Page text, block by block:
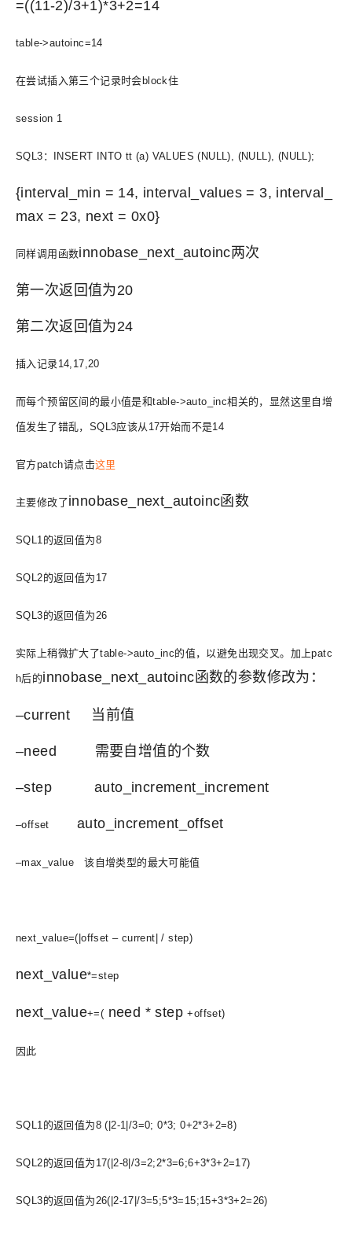
=((11-2)/3+1)*3+2=14
table->autoinc=14
在尝试插入第三个记录时会block住
session 1
SQL3：INSERT INTO tt (a) VALUES (NULL), (NULL), (NULL);
{interval_min = 14, interval_values = 3, interval_
max = 23, next = 0x0}
同样调用函数innobase_next_autoinc两次
第一次返回值为20
第二次返回值为24
插入记录14,17,20
而每个预留区间的最小值是和table->auto_inc相关的，显然这里自增
值发生了错乱，SQL3应该从17开始而不是14
官方patch请点击这里
主要修改了innobase_next_autoinc函数
SQL1的返回值为8
SQL2的返回值为17
SQL3的返回值为26
实际上稍微扩大了table->auto_inc的值，以避免出现交叉。加上patc
h后的innobase_next_autoinc函数的参数修改为：
–current 当前值
–need 需要自增值的个数
–step auto_increment_increment
–offset auto_increment_offset
–max_value 该自增类型的最大可能值
next_value=(|offset – current| / step)
next_value*=step
next_value+=( need * step+offset)
因此
SQL1的返回值为8 (|2-1|/3=0; 0*3; 0+2*3+2=8)
SQL2的返回值为17(|2-8|/3=2;2*3=6;6+3*3+2=17)
SQL3的返回值为26(|2-17|/3=5;5*3=15;15+3*3+2=26)